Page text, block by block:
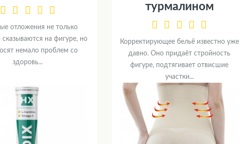
отложения не только
сказываются на фигуре, но
немало проблем со
здоровь...
турмалином
Корректирующее бельё известно уже
давно. Оно придаёт стройность
фигуре, подтягивает отвисшие
участки...